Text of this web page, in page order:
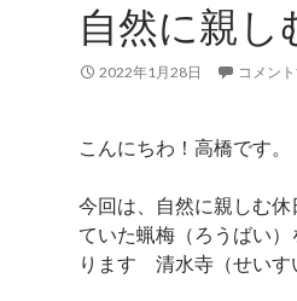
自然に親し
2022年1月28日 コメン
こんにちわ！高橋です。
今回は、自然に親しむ休
ていた蝋梅（ろうばい
ります 清水寺（せいす